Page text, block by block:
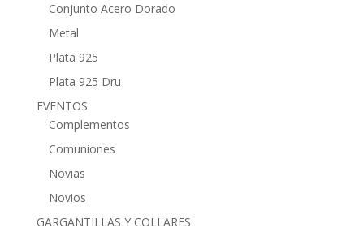
Conjunto Acero Dorado
Metal
Plata 925
Plata 925 Dru
EVENTOS
Complementos
Comuniones
Novias
Novios
GARGANTILLAS Y COLLARES